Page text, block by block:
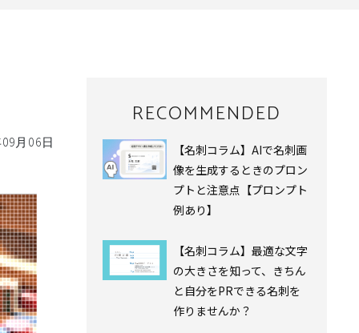
月06日
RECOMMENDED
【名刺コラム】AIで名刺画
像を生成するときのプロン
プトと注意点【プロンプト
例あり】
【名刺コラム】最適な文字
の大きさを知って、きちん
と自分をPRできる名刺を
作りませんか？